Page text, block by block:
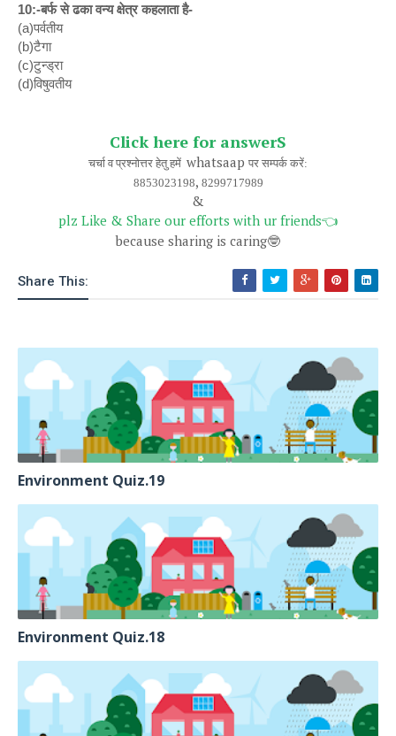
10:-बर्फ से ढका वन्य क्षेत्र कहलाता है-
(a)पर्वतीय
(b)टैगा
(c)टुन्ड्रा
(d)विषुवतीय
Click here for answerS
चर्चा व प्रश्नोत्तर हेतु हमें whatsaap पर सम्पर्क करें:
8853023198, 8299717989
&
plz Like & Share our efforts with ur friends👈
because sharing is caring🤓
Share This:
Environment Quiz.19
Environment Quiz.18